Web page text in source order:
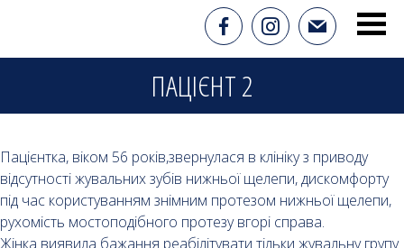
ПАЦІЄНТ 2
Пацієнтка, віком 56 років,звернулася в клініку з приводу
відсутності жувальних зубів нижньої щелепи, дискомфорту
під час користуванням знімним протезом нижньої щелепи,
рухомість мостоподібного протезу вгорі справа.
Жінка виявила бажання реабілітувати тільки жувальну групу